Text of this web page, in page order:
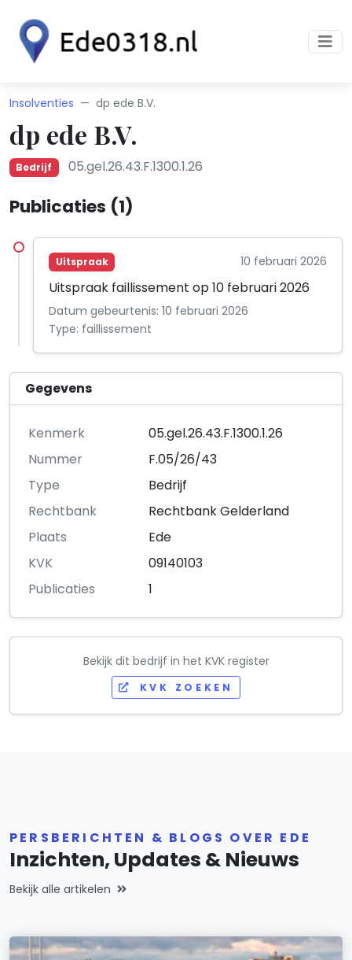
Insolventies dp ede B.V.
dp ede B.V.
Bedrijf 05.gel.26.43.F.1300.1.26
Publicaties (1)
Uitspraak 10 februari 2026
Uitspraak faillissement op 10 februari 2026
Datum gebeurtenis: 10 februari 2026
Type: faillissement
Gegevens
Kenmerk
05.gel.26.43.F.1300.1.26
Nummer
F.05/26/43
Type
Bedrijf
Rechtbank
Rechtbank Gelderland
Plaats
Ede
KVK
09140103
Publicaties
1
Bekijk dit bedrijf in het KVK register
KVK ZOEKEN
PERSBERICHTEN & BLOGS OVER EDE
Inzichten, Updates & Nieuws
Bekijk alle artikelen